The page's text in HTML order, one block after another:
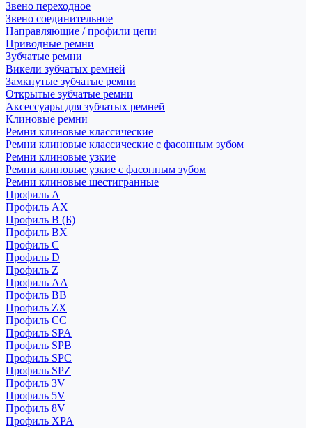
Звено переходное
Звено соединительное
Направляющие / профили цепи
Приводные ремни
Зубчатые ремни
Викели зубчатых ремней
Замкнутые зубчатые ремни
Открытые зубчатые ремни
Аксессуары для зубчатых ремней
Клиновые ремни
Ремни клиновые классические
Ремни клиновые классические с фасонным зубом
Ремни клиновые узкие
Ремни клиновые узкие с фасонным зубом
Ремни клиновые шестигранные
Профиль A
Профиль AX
Профиль B (Б)
Профиль BX
Профиль C
Профиль D
Профиль Z
Профиль АА
Профиль BB
Профиль ZX
Профиль CC
Профиль SPA
Профиль SPB
Профиль SPC
Профиль SPZ
Профиль 3V
Профиль 5V
Профиль 8V
Профиль XPA